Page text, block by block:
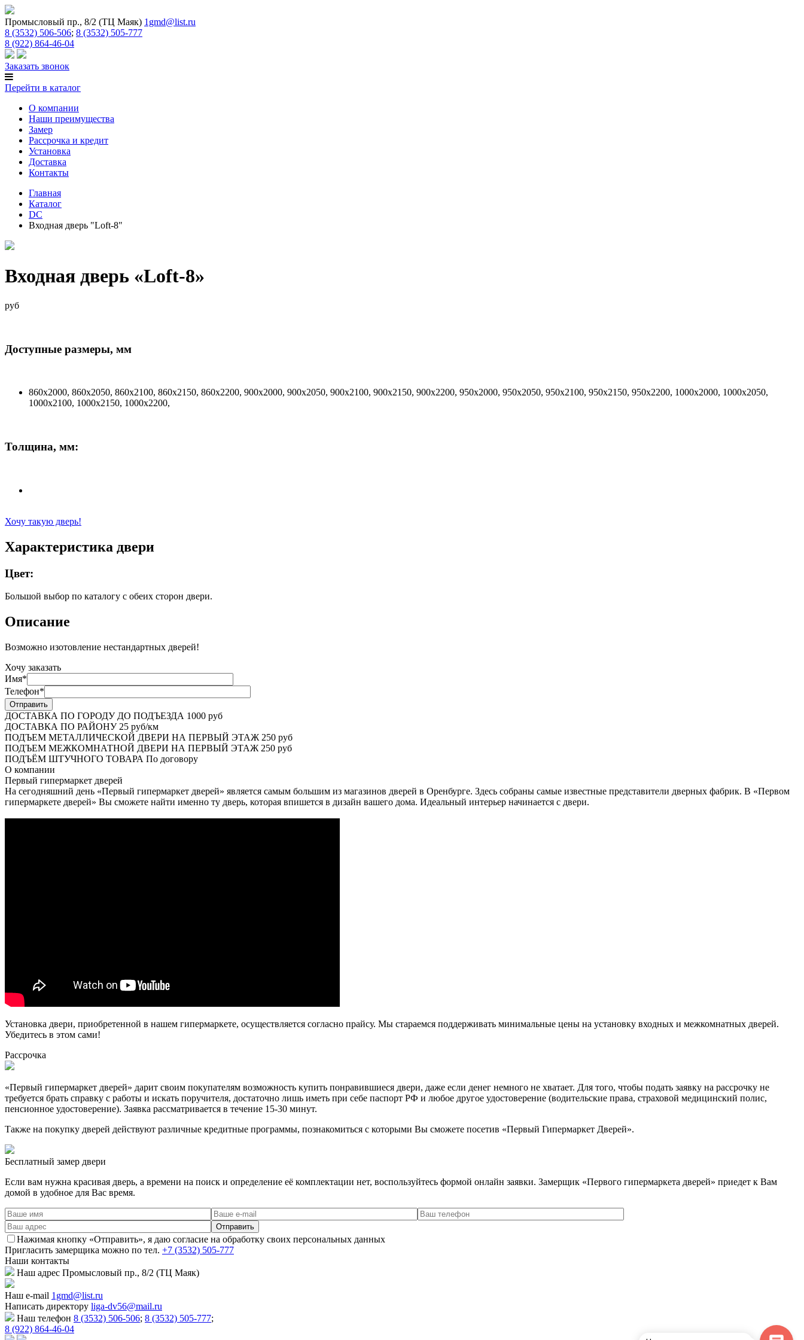
Промысловый пр., 8/2 (ТЦ Маяк) 1gmd@list.ru
8 (3532) 506-506; 8 (3532) 505-777
8 (922) 864-46-04
Заказать звонок
Перейти в каталог
О компании
Наши преимущества
Замер
Рассрочка и кредит
Установка
Доставка
Контакты
Главная
Каталог
DC
Входная дверь "Loft-8"
Входная дверь «Loft-8»
руб
Доступные размеры, мм
860х2000, 860х2050, 860х2100, 860х2150, 860х2200, 900х2000, 900х2050, 900x2100, 900х2150, 900х2200, 950х2000, 950х2050, 950х2100, 950х2150, 950х2200, 1000х2000, 1000х2050,
1000х2100, 1000х2150, 1000х2200,
Толщина, мм:
Хочу такую дверь!
Характеристика двери
Цвет:
Большой выбор по каталогу с обеих сторон двери.
Описание
Возможно изотовление нестандартных дверей!
Хочу заказать
Имя*
Телефон*
ДОСТАВКА ПО ГОРОДУ ДО ПОДЪЕЗДА 1000 руб
ДОСТАВКА ПО РАЙОНУ25 руб/км
ПОДЪЕМ МЕТАЛЛИЧЕСКОЙ ДВЕРИ НА ПЕРВЫЙ ЭТАЖ 250 руб
ПОДЪЕМ МЕЖКОМНАТНОЙ ДВЕРИ НА ПЕРВЫЙ ЭТАЖ 250 руб
ПОДЪЁМ ШТУЧНОГО ТОВАРА По договору
О компании
Первый гипермаркет дверей
На сегодняшний день «Первый гипермаркет дверей» является самым большим из магазинов дверей в Оренбурге. Здесь собраны самые известные представители дверных фабрик. В «Первом
гипермаркете дверей» Вы сможете найти именно ту дверь, которая впишется в дизайн вашего дома. Идеальный интерьер начинается с двери.
Установка двери, приобретенной в нашем гипермаркете, осуществляется согласно прайсу. Мы стараемся поддерживать минимальные цены на установку входных и межкомнатных дверей.
Убедитесь в этом сами!
Рассрочка
«Первый гипермаркет дверей» дарит своим покупателям возможность купить понравившиеся двери, даже если денег немного не хватает. Для того, чтобы подать заявку на рассрочку не
требуется брать справку с работы и искать поручителя, достаточно лишь иметь при себе паспорт РФ и любое другое удостоверение (водительские права, страховой медицинский полис,
пенсионное удостоверение). Заявка рассматривается в течение 15-30 минут.
Также на покупку дверей действуют различные кредитные программы, познакомиться с которыми Вы сможете посетив «Первый Гипермаркет Дверей».
Бесплатный замер двери
Если вам нужна красивая дверь, а времени на поиск и определение её комплектации нет, воспользуйтесь формой онлайн заявки. Замерщик «Первого гипермаркета дверей» приедет к Вам
домой в удобное для Вас время.
Нажимая кнопку «Отправить», я даю согласие на обработку своих персональных данных
Пригласить замерщика можно по тел. +7 (3532) 505-777
Наши контакты
Наш адрес Промысловый пр., 8/2 (ТЦ Маяк)
Наш e-mail 1gmd@list.ru
Написать директору liga-dv56@mail.ru
Наш телефон 8 (3532) 506-506; 8 (3532) 505-777;
8 (922) 864-46-04